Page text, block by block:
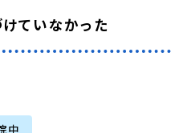
ていなかった
中